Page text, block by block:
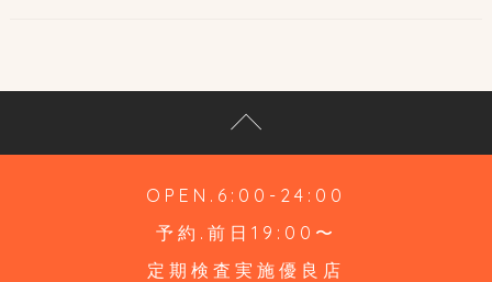
OPEN.6:00-24:00
予約.前日19:00〜
定期検査実施優良店